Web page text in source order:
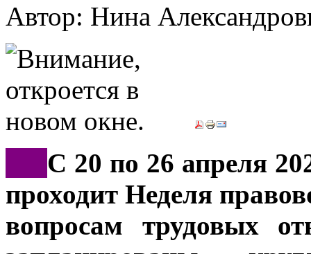
Автор: Нина
С 20 по 26 апреля
проходит Неделя
вопросам трудовых